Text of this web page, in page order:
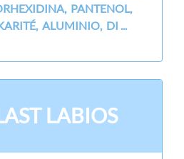
PANTENOL,
ALUMINIO, DI ...
LABIOS